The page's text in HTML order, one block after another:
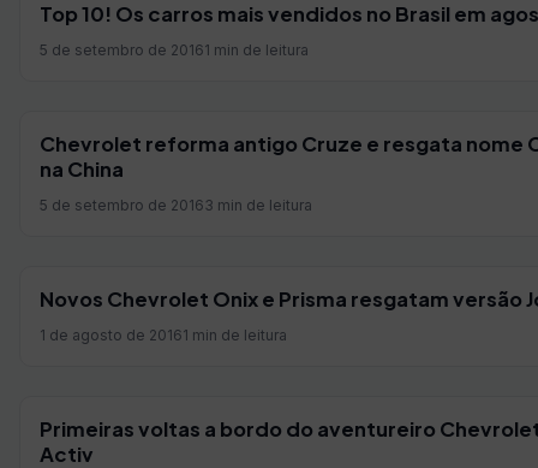
Top 10! Os carros mais vendidos no Brasil em
5 de setembro de 20161 min de leitura
Chevrolet reforma antigo Cruze e resgata nome
na China
5 de setembro de 20163 min de leitura
Novos Chevrolet Onix e Prisma resgatam versão
1 de agosto de 20161 min de leitura
Primeiras voltas a bordo do aventureiro
Activ